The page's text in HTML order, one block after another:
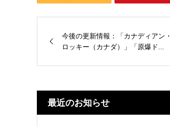
今後の更新情報：「カナディアン・
ロッキー（カナダ）」「原爆ド...
最近のお知らせ